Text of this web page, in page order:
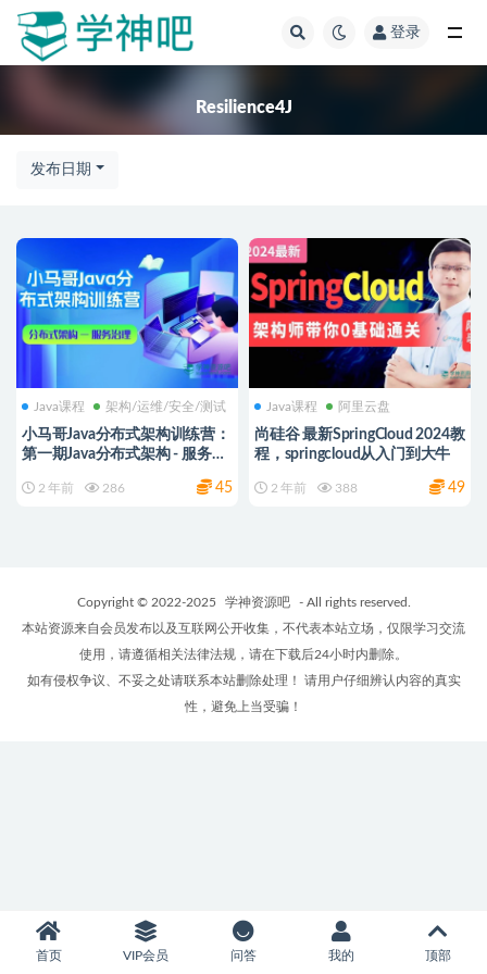
登录
Resilience4J
发布日期
Java课程 架构/运维/安全/测试
小马哥Java分布式架构训练营：
第一期Java分布式架构 - 服务治
2 年前 286 45
Java课程 阿里云盘
尚硅谷 最新SpringCloud 2024教
程，springcloud从入门到大牛
2 年前 388 49
Copyright © 2022-2025 学神资源吧
- All rights reserved.
本站资源来自会员发布以及互联网公开收集，不代表本站立场，仅限学习交流
使用，请遵循相关法律法规，请在下载后24小时内删除。
如有侵权争议、不妥之处请联系本站删除处理！ 请用户仔细辨认内容的真实
性，避免上当受骗！
首页 VIP会员 问答 我的 顶部